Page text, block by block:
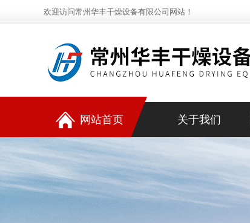
欢迎访问常州华丰干燥设备有限公司网站！
网站首页 关于我们